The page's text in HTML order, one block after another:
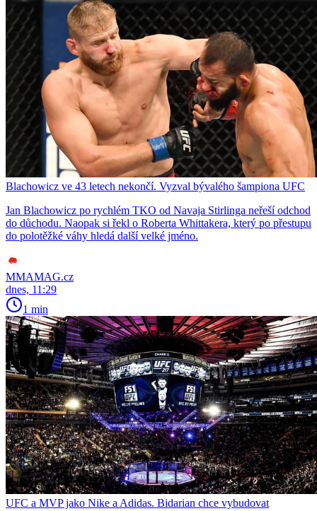
Blachowicz ve 43 letech nekončí. Vyzval bývalého šampiona UFC
Jan Blachowicz po rychlém TKO od Navaja Stirlinga neřeší odchod
do důchodu. Naopak si řekl o Roberta Whittakera, který po přestupu
do polotěžké váhy hledá další velké jméno.
MMAMAG.cz
dnes, 11:29
1 min
UFC a MVP jako Nike a Adidas. Bidarian chce vybudovat